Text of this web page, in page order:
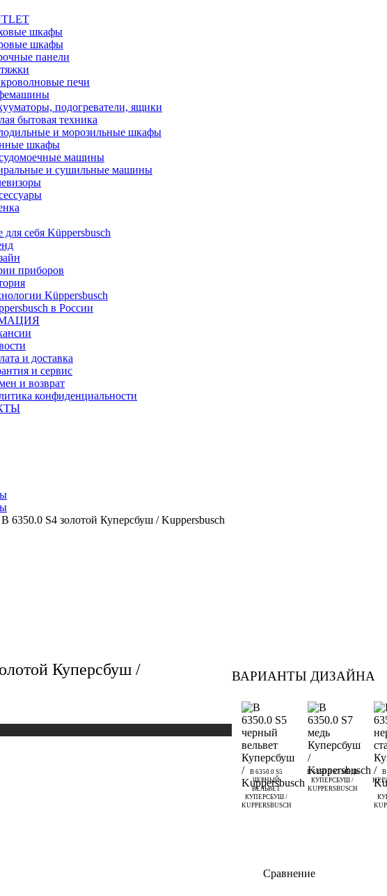
шкафы
шкафы
панели
печи
подогреватели, ящики
бытовая техника
и морозильные шкафы
шкафы
машины
и сушильные машины
для себя Küppersbusch
приборов
Küppersbusch
в России
и доставка
и сервис
и возврат
конфиденциальности
6350.0 S4 золотой Куперсбуш / Kuppersbusch
Куперсбуш /
ВАРИАНТЫ ДИЗАЙНА
B 6350.0 S5
ЧЕРНЫЙ
ВЕЛЬВЕТ
КУПЕРСБУШ /
KUPPERSBUSCH
B 6350.0 S7 МЕДЬ
КУПЕРСБУШ /
KUPPERSBUSCH
Сравнение